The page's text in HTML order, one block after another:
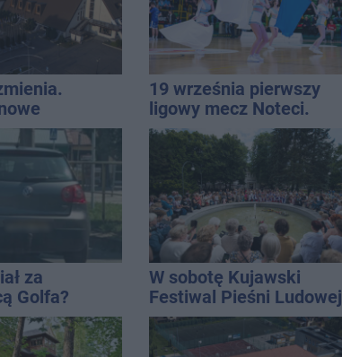
a przed
stanie
ARENA
19 września pierwszy
ligowy mecz Noteci.
Znamy cały terminarz
za
Golfa?
po
W sobotę Kujawski
Festiwal Pieśni Ludowej